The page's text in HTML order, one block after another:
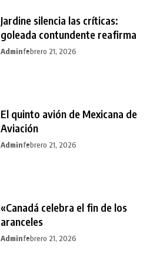
Jardine silencia las críticas:
goleada contundente reafirma
Adminfebrero 21, 2026
El quinto avión de Mexicana de
Aviación
Adminfebrero 21, 2026
«Canadá celebra el fin de los
aranceles
Adminfebrero 21, 2026